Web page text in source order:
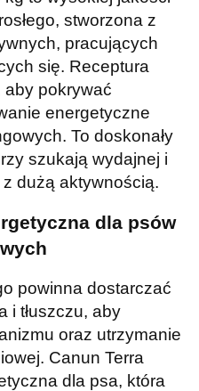
stworzona z
pracujących
się. Receptura
aby pokrywać
energetyczne
To doskonały
szukają wydajnej i
dużą aktywnością.
dla psów
powinna dostarczać
i tłuszczu, aby
oraz utrzymanie
Canun Terra
dla psa, która